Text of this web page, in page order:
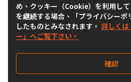
め、クッキー（Cookie）を利用し
を継続する場合、「プライバシーポ
したものとみなされます。 詳しく
ー」へご覧下さい。
確認